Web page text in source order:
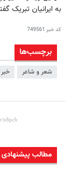
به ایرانیان تبریک
کد خبر 749561
برچسب‌ها
شعر و شاعر
مطالب پیشنهادی